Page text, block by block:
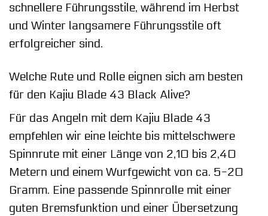
schnellere Führungsstile, während im Herbst
und Winter langsamere Führungsstile oft
erfolgreicher sind.
Welche Rute und Rolle eignen sich am besten
für den Kajiu Blade 43 Black Alive?
Für das Angeln mit dem Kajiu Blade 43
empfehlen wir eine leichte bis mittelschwere
Spinnrute mit einer Länge von 2,10 bis 2,40
Metern und einem Wurfgewicht von ca. 5-20
Gramm. Eine passende Spinnrolle mit einer
guten Bremsfunktion und einer Übersetzung